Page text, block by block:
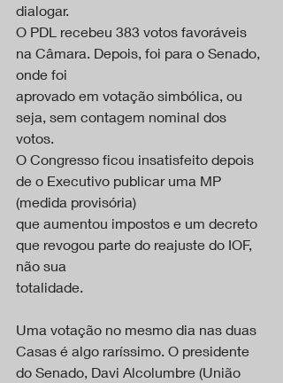
dialogar.
O PDL recebeu 383 votos favoráveis
na Câmara. Depois, foi para o Senado,
onde foi
aprovado em votação simbólica, ou
seja, sem contagem nominal dos
votos.
O Congresso ficou insatisfeito depois
de o Executivo publicar uma MP
(medida provisória)
que aumentou impostos e um decreto
que revogou parte do reajuste do IOF,
não sua
totalidade.
Uma votação no mesmo dia nas duas
Casas é algo raríssimo. O presidente
do Senado, Davi Alcolumbre (União